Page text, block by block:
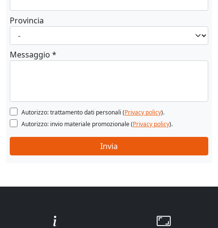
Provincia
Messaggio *
Autorizzo: trattamento dati personali (Privacy policy).
Autorizzo: invio materiale promozionale (Privacy policy).
Invia